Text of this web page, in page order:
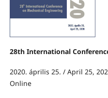
28th International
2020. április 25. / April 25,
Online